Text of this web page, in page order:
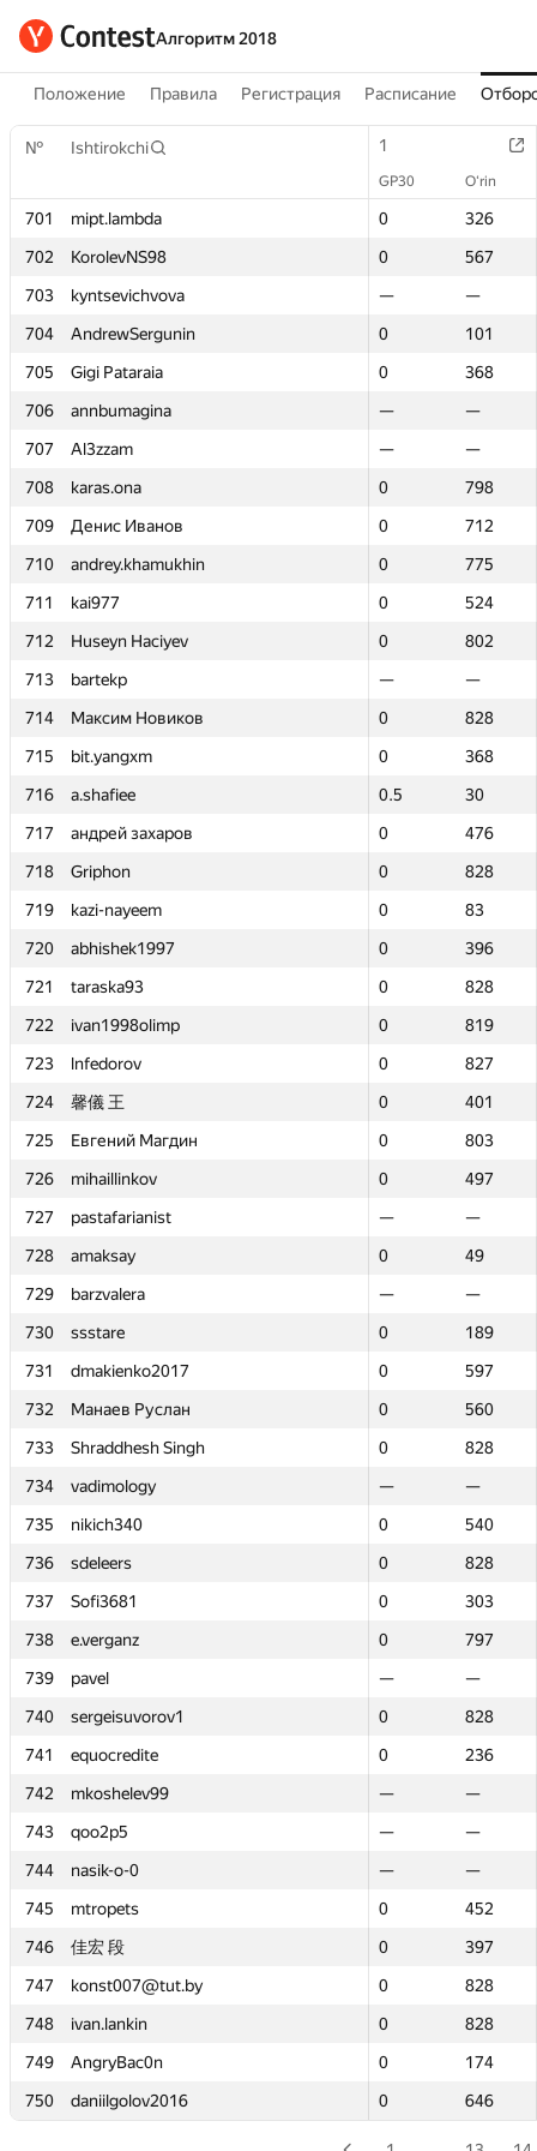
Алгоритм 2018
Положение Правила Регистрация Расписание
№ Ishtirokchi 1
GP30 O‘rin
701 mipt.lambda 0
326
702
KorolevNS98 0
567
703
kyntsevichvova —
—
704
AndrewSergunin 0
101
705
Gigi Pataraia 0
368
706
annbumagina —
—
707
Al3zzam —
—
708
karas.ona 0
798
709
Денис Иванов 0
712
710
andrey.khamukhin 0
775
711
kai977 0
524
712
Huseyn Haciyev 0
802
713
bartekp —
—
714
Максим Новиков 0
828
715
bit.yangxm 0
368
716
a.shafiee 0.5
30
717
андрей захаров 0
476
718
Griphon 0
828
719
kazi-nayeem 0
83
720
abhishek1997 0
396
721
taraska93 0
828
722
ivan1998olimp 0
819
723
lnfedorov 0
827
724
馨儀 王 0
401
725
Евгений Магдин 0
803
726
mihaillinkov 0
497
727
pastafarianist —
—
728
amaksay 0
49
729
barzvalera —
—
730
ssstare 0
189
731
dmakienko2017 0
597
732
Манаев Руслан 0
560
733
Shraddhesh Singh 0
828
734
vadimology —
—
735
nikich340 0
540
736
sdeleers 0
828
737
Sofi3681 0
303
738
e.verganz 0
797
739
pavel —
—
740
sergeisuvorov1 0
828
741
equocredite 0
236
742
mkoshelev99 —
—
743
qoo2p5 —
—
744
nasik-o-0 —
—
745
mtropets 0
452
746
佳宏 段 0
397
747
konst007@tut.by 0
828
748
ivan.lankin 0
828
749
AngryBac0n 0
174
750
daniilgolov2016 0 646
№ Ishtirokchi 1
GP30 O‘rin
701 mipt.lambda 0
326
702
KorolevNS98 0
567
703
kyntsevichvova —
—
704
AndrewSergunin 0
101
705
Gigi Pataraia 0
368
706
annbumagina —
—
707
Al3zzam —
—
708
karas.ona 0
798
709
Денис Иванов 0
712
710
andrey.khamukhin 0
775
711
kai977 0
524
712
Huseyn Haciyev 0
802
713
bartekp —
—
714
Максим Новиков 0
828
715
bit.yangxm 0
368
716
a.shafiee 0.5
30
717
андрей захаров 0
476
718
Griphon 0
828
719
kazi-nayeem 0
83
720
abhishek1997 0
396
721
taraska93 0
828
722
ivan1998olimp 0
819
723
lnfedorov 0
827
724
馨儀 王 0
401
725
Евгений Магдин 0
803
726
mihaillinkov 0
497
727
pastafarianist —
—
728
amaksay 0
49
729
barzvalera —
—
730
ssstare 0
189
731
dmakienko2017 0
597
732
Манаев Руслан 0
560
733
Shraddhesh Singh 0
828
734
vadimology —
—
735
nikich340 0
540
736
sdeleers 0
828
737
Sofi3681 0
303
738
e.verganz 0
797
739
pavel —
—
740
sergeisuvorov1 0
828
741
equocredite 0
236
742
mkoshelev99 —
—
743
qoo2p5 —
—
744
nasik-o-0 —
—
745
mtropets 0
452
746
佳宏 段 0
397
747
konst007@tut.by 0
828
748
ivan.lankin 0
828
749
AngryBac0n 0
174
750
daniilgolov2016 0 646